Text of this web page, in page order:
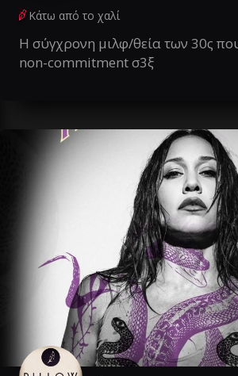
Κάτω από το χαλί
Η σύγχρονη μιλφ/θεία των 30ς
non-commitment σ3ξ